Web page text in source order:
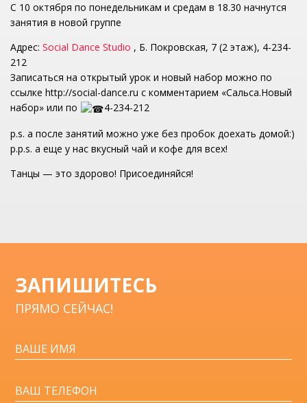
С 10 октября по понедельникам и средам в 18.30 начнутся
занятия в новой группе
Адрес: Social Dance Studio , Б. Покровская, 7 (2 этаж), 4-234-
212
Записаться на открытый урок и новый набор можно по
ссылке http://social-dance.ru с комментарием «Сальса.Новый
набор» или по
4-234-212
p.s. а после занятий можно уже без пробок доехать домой:)
p.p.s. а еще у нас вкусный чай и кофе для всех!
Танцы — это здорово! Присоединяйся!
ЗАПИШИТЕСЬ
ПРЯМО СЕЙЧАС!